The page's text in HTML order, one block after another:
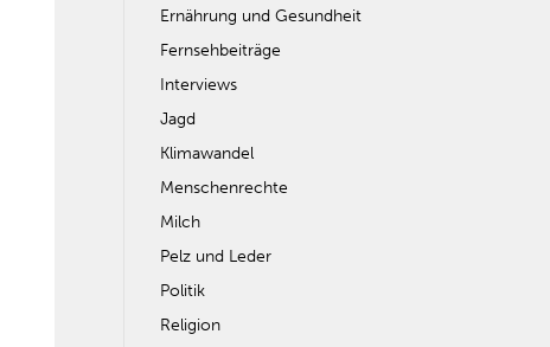
Ernährung und Gesundheit
Fernsehbeiträge
Interviews
Jagd
Klimawandel
Menschenrechte
Milch
Pelz und Leder
Politik
Religion